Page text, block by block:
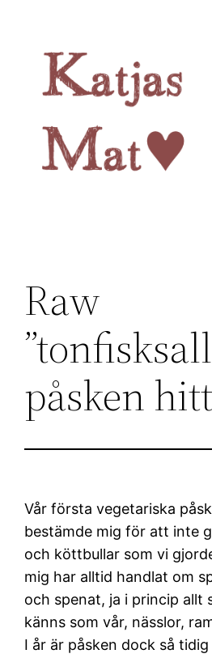
innehåll
Raw
påsken
Vår första vegetariska
bestämde mig för att inte
och köttbullar som vi
mig har alltid handlat om
och spenat, ja i princip allt
känns som vår, nässlor,
I år är påsken dock så